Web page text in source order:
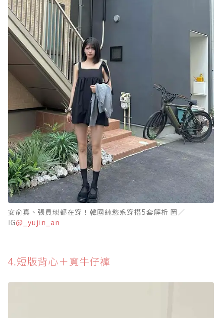
安俞真、張員瑛都在穿！韓國純慾系穿搭5套解析 圖／
IG@_yujin_an
4.短版背心＋寬牛仔褲